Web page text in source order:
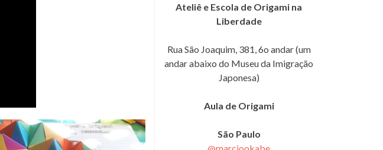
Ateliê e Escola de Origami na
Liberdade
Rua São Joaquim, 381, 6o andar (um
andar abaixo do Museu da Imigração
Japonesa)
Aula de Origami
São Paulo